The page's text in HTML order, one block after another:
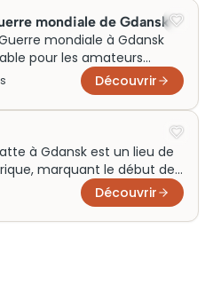
mondiale de Gdansk
mondiale à Gdansk
pour les amateurs
structure architecturale
mondial du conflit.
le musée
visiteurs. Sa
consolidant son rôle
de la mémoire collective.
s Découvrir
à Gdansk est un lieu de
marquant le début de
après l’attaque
prisé des visiteurs, mêle
militaires. Les visiteurs
Découvrir